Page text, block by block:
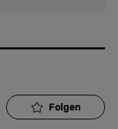
Folgen